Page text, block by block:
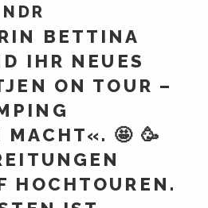
NDR
BETTINA
IHR NEUES
ON TOUR –
MACHT«. 🤩 🥳
HOCHTOUREN.